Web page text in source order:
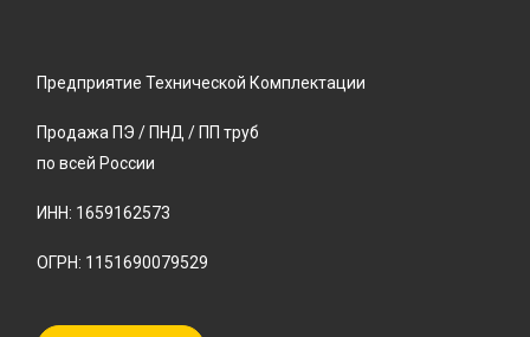
Предприятие Технической Комплектации
Продажа ПЭ / ПНД / ПП труб
по всей России
ИНН: 1659162573
ОГРН: 1151690079529